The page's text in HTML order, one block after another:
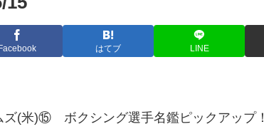
Facebook はてブ LINE
ズ(米)⑮ ボクシング選手名鑑ピックアッ